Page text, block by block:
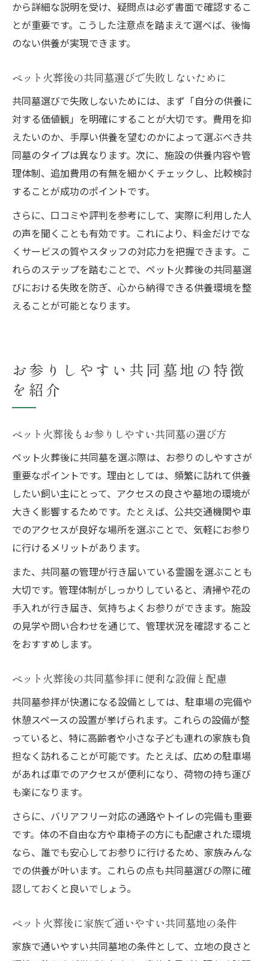
から詳細な説明を受け、疑問点は必ず書面で確認するこ
とが重要です。こうした注意点を踏まえて選べば、後悔
のない供養が実現できます。
ペット火葬後の共同墓選びで失敗しないために
共同墓選びで失敗しないためには、まず「自分の供養に
対する価値観」を明確にすることが大切です。費用を抑
えたいのか、手厚い供養を望むのかによって選ぶべき共
同墓のタイプは異なります。次に、施設の供養内容や管
理体制、追加費用の有無を細かくチェックし、比較検討
することが成功のポイントです。
さらに、口コミや評判を参考にして、実際に利用した人
の声を聞くことも有効です。これにより、料金だけでな
くサービスの質やスタッフの対応力を把握できます。こ
れらのステップを踏むことで、ペット火葬後の共同墓選
びにおける失敗を防ぎ、心から納得できる供養環境を整
えることが可能となります。
お参りしやすい共同墓地の特徴
を紹介
ペット火葬後もお参りしやすい共同墓の選び方
ペット火葬後に共同墓を選ぶ際は、お参りのしやすさが
重要なポイントです。理由としては、頻繁に訪れて供養
したい飼い主にとって、アクセスの良さや墓地の環境が
大きく影響するためです。たとえば、公共交通機関や車
でのアクセスが良好な場所を選ぶことで、気軽にお参り
に行けるメリットがあります。
また、共同墓の管理が行き届いている霊園を選ぶことも
大切です。管理体制がしっかりしていると、清掃や花の
手入れが行き届き、気持ちよくお参りができます。施設
の見学や問い合わせを通じて、管理状況を確認すること
をおすすめします。
ペット火葬後の共同墓参拝に便利な設備と配慮
共同墓参拝が快適になる設備としては、駐車場の完備や
休憩スペースの設置が挙げられます。これらの設備が整
っていると、特に高齢者や小さな子ども連れの家族も負
担なく訪れることが可能です。たとえば、広めの駐車場
があれば車でのアクセスが便利になり、荷物の持ち運び
も楽になります。
さらに、バリアフリー対応の通路やトイレの完備も重要
です。体の不自由な方や車椅子の方にも配慮された環境
なら、誰でも安心してお参りに行けるため、家族みんな
での供養が叶います。これらの点も共同墓選びの際に確
認しておくと良いでしょう。
ペット火葬後に家族で通いやすい共同墓地の条件
家族で通いやすい共同墓地の条件として、立地の良さと